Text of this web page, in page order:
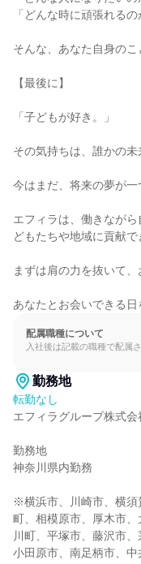
「どんな時に頑張れるの
そんな、あなた自身のこ
【最後に】
「子どもが好き。」
その気持ちは、誰かの未
今はまだ、将来の夢が一
エフィラは、働きなが
どもたちや地域に貢献
まずは肩の力を抜いて、
あなたとお会いできる日
配属職種について
入社後は記載の職種で配属さ
勤務地
転勤なし
エフィラグループ株式会
勤務地
神奈川県内勤務
※横浜市、川崎市、横須
町、相模原市、厚木市
川町、平塚市、藤沢市
小田原市、南足柄市、